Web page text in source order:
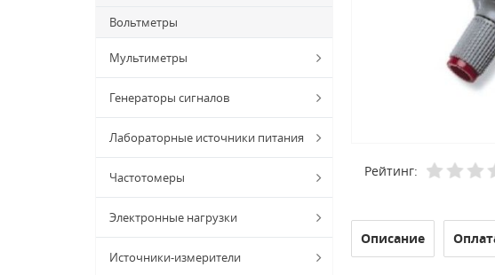
Вольтметры
Мультиметры
Генераторы сигналов
Лабораторные источники питания
Частотомеры
Электронные нагрузки
Источники-измерители
Рейтинг:
Описание